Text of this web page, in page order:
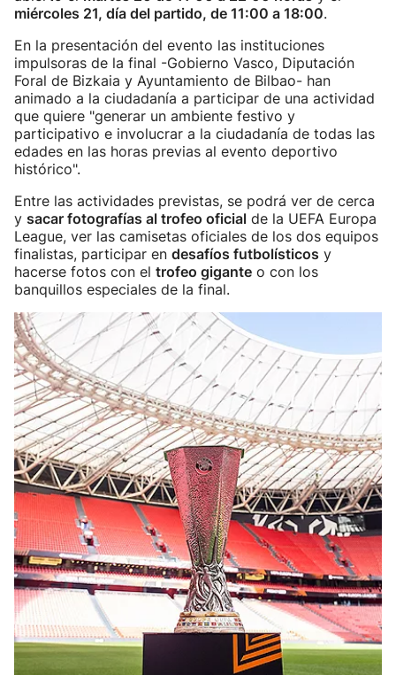
miércoles 21, día del partido, de 11:00 a 18:00.
En la presentación del evento las instituciones
impulsoras de la final -Gobierno Vasco, Diputación
Foral de Bizkaia y Ayuntamiento de Bilbao- han
animado a la ciudadanía a participar de una actividad
que quiere "generar un ambiente festivo y
participativo e involucrar a la ciudadanía de todas las
edades en las horas previas al evento deportivo
histórico".
Entre las actividades previstas, se podrá ver de cerca
y sacar fotografías al trofeo oficial de la UEFA Europa
League, ver las camisetas oficiales de los dos equipos
finalistas, participar en desafíos futbolísticos y
hacerse fotos con el trofeo gigante o con los
banquillos especiales de la final.